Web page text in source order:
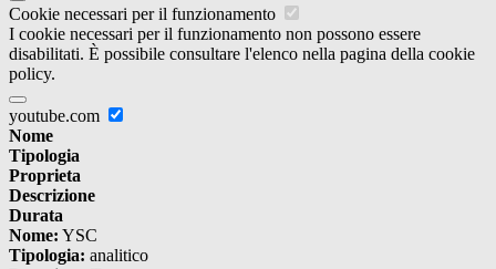
Cookie necessari per il funzionamento
I cookie necessari per il funzionamento non possono essere
disabilitati. È possibile consultare l'elenco nella pagina della cookie
policy.
youtube.com
Nome
Tipologia
Proprieta
Descrizione
Durata
Nome: YSC
Tipologia: analitico